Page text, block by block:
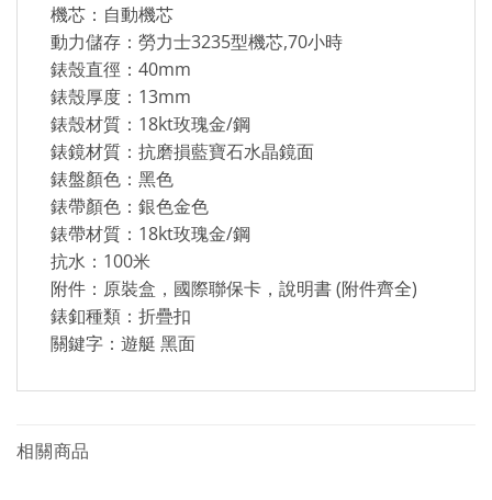
機芯：自動機芯
動力儲存：勞力士3235型機芯,70小時
錶殼直徑：40mm
錶殼厚度：13mm
錶殼材質：18kt玫瑰金/鋼
錶鏡材質：抗磨損藍寶石水晶鏡面
錶盤顏色：黑色
錶帶顏色：銀色金色
錶帶材質：18kt玫瑰金/鋼
抗水：100米
附件：原裝盒，國際聯保卡，說明書 (附件齊全)
錶釦種類：折疊扣
關鍵字：遊艇 黑面
相關商品